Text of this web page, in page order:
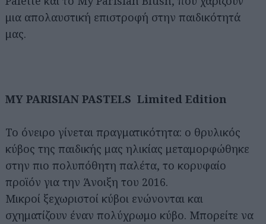
μια απολαυστική επιστροφή στην παιδικότητά
μας.
MY PARISIAN PASTELS Limited Edition
Το όνειρο γίνεται πραγματικότητα: ο θρυλικός
κύβος της παιδικής μας ηλικίας μεταμορφώθηκε
στην πιο πολυπόθητη παλέτα, το κορυφαίο
προϊόν για την Άνοιξη του 2016.
Μικροί ξεχωριστοί κύβοι ενώνονται και
σχηματίζουν έναν πολύχρωμο κύβο. Μπορείτε να